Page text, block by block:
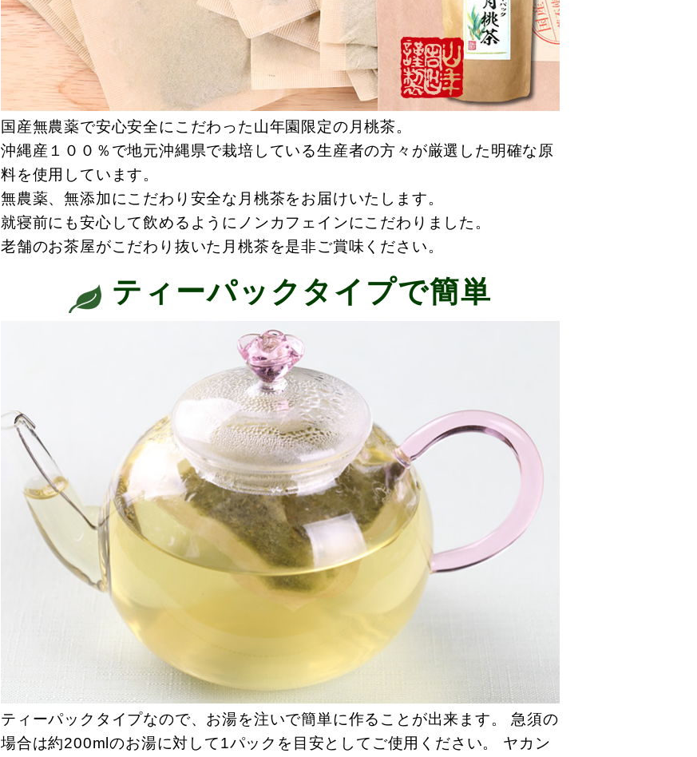
国産無農薬で安心安全にこだわった山年園限定の月桃茶。
沖縄産１００％で地元沖縄県で栽培している生産者の方々が厳選した明確な原
料を使用しています。
無農薬、無添加にこだわり安全な月桃茶をお届けいたします。
就寝前にも安心して飲めるようにノンカフェインにこだわりました。
老舗のお茶屋がこだわり抜いた月桃茶を是非ご賞味ください。
ティーパックタイプで簡単
ティーパックタイプなので、お湯を注いで簡単に作ることが出来ます。 急須の
場合は約200mlのお湯に対して1パックを目安としてご使用ください。 ヤカン